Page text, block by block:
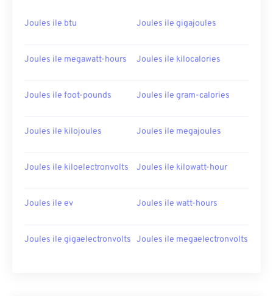
Joules ile btu Joules ile gigajoules
Joules ile megawatt-hours Joules ile kilocalories
Joules ile foot-pounds Joules ile gram-calories
Joules ile kilojoules Joules ile megajoules
Joules ile kiloelectronvolts Joules ile kilowatt-hour
Joules ile ev Joules ile watt-hours
Joules ile gigaelectronvolts Joules ile megaelectronvolts